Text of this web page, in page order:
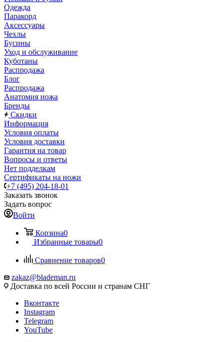
Одежда
Паракорд
Аксессуары
Чехлы
Бусины
Уход и обслуживание
Куботаны
Распродажа
Блог
Распродажа
Анатомия ножа
Бренды
Скидки
Информация
Условия оплаты
Условия доставки
Гарантия на товар
Вопросы и ответы
Нет подделкам
Сертификаты на ножи
+7 (495) 204-18-01
Заказать звонок
Задать вопрос
Войти
Корзина0
Избранные товары0
Сравнение товаров0
zakaz@blademan.ru
Доставка по всей России и странам СНГ
Вконтакте
Instagram
Telegram
YouTube